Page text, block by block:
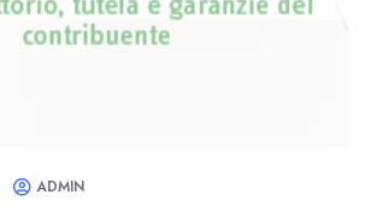
ADMIN